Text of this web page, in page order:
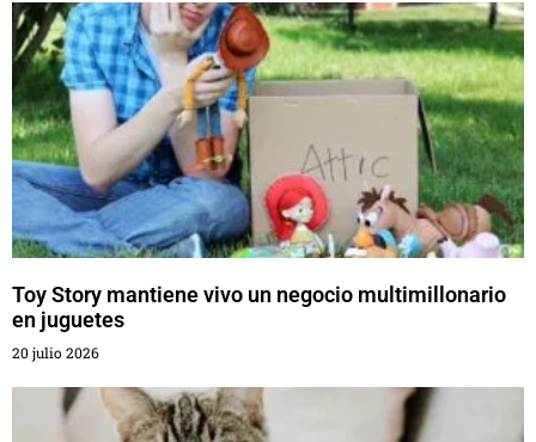
Toy Story mantiene vivo un negocio multimillonario
en juguetes
20 julio 2026